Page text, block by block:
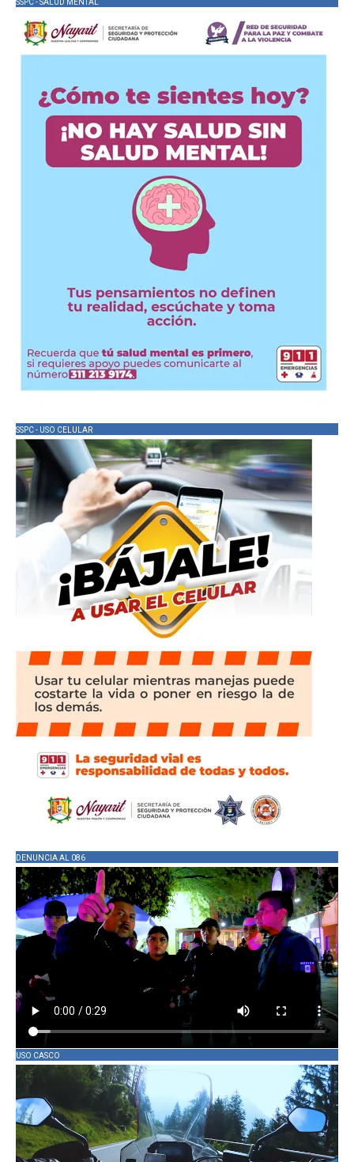
SSPC - SALUD MENTAL
SSPC - USO CELULAR
DENUNCIA AL 086
USO CASCO